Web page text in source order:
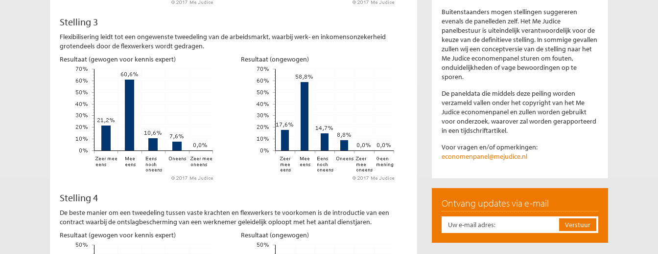
Stelling 3
Flexibilisering leidt tot een ongewenste tweedeling van de arbeidsmarkt, waarbij werk- en inkomensonzekerheid
grotendeels door de flexwerkers wordt gedragen.
Resultaat (gewogen voor kennis expert)
Resultaat (ongewogen)
Stelling 4
De beste manier om een tweedeling tussen vaste krachten en flexwerkers te voorkomen is de introductie van een
contract waarbij de ontslagbescherming van een werknemer geleidelijk oploopt met het aantal dienstjaren.
Resultaat (gewogen voor kennis expert)
Resultaat (ongewogen)
Buitenstaanders mogen stellingen suggereren
evenals de panelleden zelf. Het Me Judice
panelbestuur is uiteindelijk verantwoordelijk voor de
keuze van de definitieve stelling. In sommige gevallen
zullen wij een conceptversie van de stelling naar het
Me Judice economenpanel sturen om fouten,
onduidelijkheden of vage bewoordingen op te
sporen.
De paneldata die middels deze peiling worden
verzameld vallen onder het copyright van het Me
Judice economenpanel en zullen worden gebruikt
voor onderzoek, waarover zal worden gerapporteerd
in een tijdschriftartikel.
Voor vragen en/of opmerkingen:
economenpanel@mejudice.nl
Ontvang updates via e-mail